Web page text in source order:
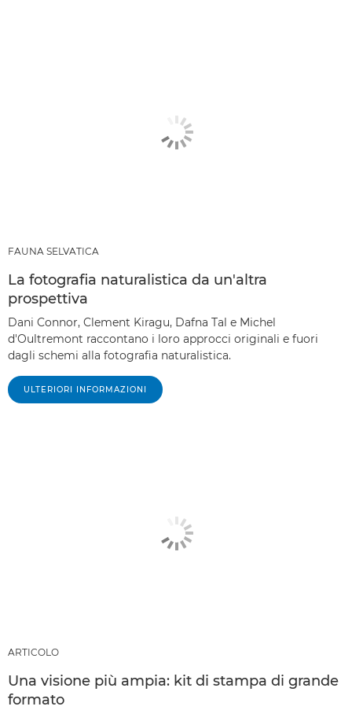
FAUNA SELVATICA
La fotografia naturalistica da un'altra
prospettiva
Dani Connor, Clement Kiragu, Dafna Tal e Michel
d'Oultremont raccontano i loro approcci originali e fuori
dagli schemi alla fotografia naturalistica.
ULTERIORI INFORMAZIONI
ARTICOLO
Una visione più ampia: kit di stampa di grande
formato